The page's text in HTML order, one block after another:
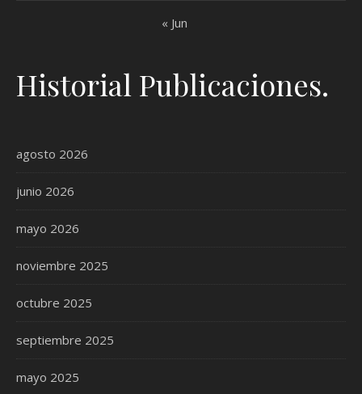
« Jun
Historial Publicaciones.
agosto 2026
junio 2026
mayo 2026
noviembre 2025
octubre 2025
septiembre 2025
mayo 2025